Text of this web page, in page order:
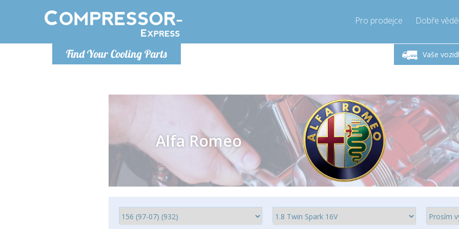
Find Your Cooling Parts
Pro prodejce Dobře
Vaše
Pondělí-Pátek 9-17h
Zavolejte teď!
+421905357897
Alfa Romeo